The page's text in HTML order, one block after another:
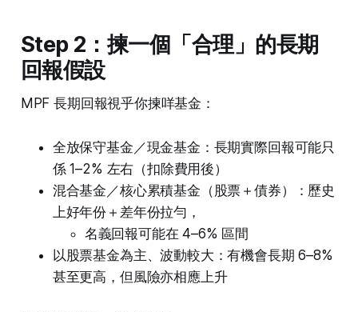
Step 2：揀一個「合理」的長期
回報假設
MPF 長期回報視乎你揀咩基金：
全放保守基金／現金基金：長期實際回報可能只
係 1–2% 左右（扣除費用後）
混合基金／核心累積基金（股票＋債券）：歷史
上好年份＋差年份拉勻，
名義回報可能在 4–6% 區間
以股票基金為主、波動較大：有機會長期 6–8%
甚至更高，但風險亦相應上升